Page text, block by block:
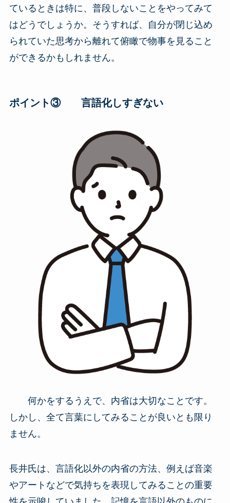
ているときは特に、普段しないことをやってみて
はどうでしょうか。そうすれば、自分が閉じ込め
られていた思考から離れて俯瞰で物事を見ること
ができるかもしれません。
ポイント③ 言語化しすぎない
何かをするうえで、内省は大切なことです。
しかし、全て言葉にしてみることが良いとも限り
ません。
長井氏は、言語化以外の内省の方法、例えば音楽
やアートなどで気持ちを表現してみることの重要